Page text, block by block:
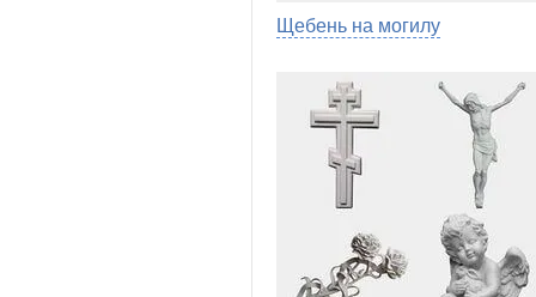
Щебень на могилу